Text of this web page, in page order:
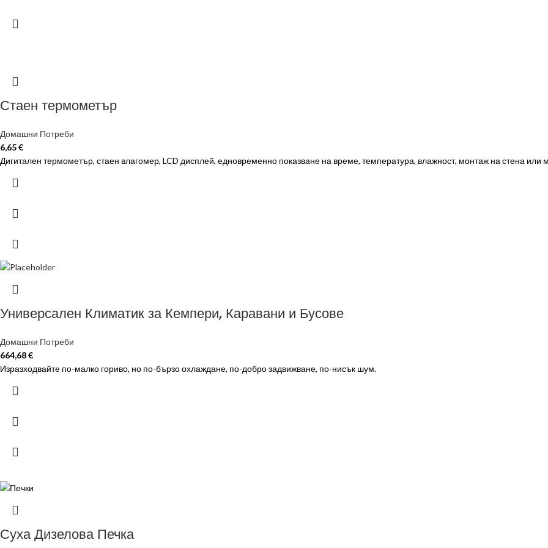
Стаен термометър
Домашни Потреби
6,65€
Дигитален термометър, стаен влагомер, LCD дисплей, едновременно показване на време, температура, влажност, монтаж на стена или
Универсален Климатик за Кемпери, Каравани и Бусове
Домашни Потреби
664,68€
Изразходвайте по-малко гориво, но по-бързо охлаждане, по-добро задвижване, по-нисък шум.
Суха Дизелова Печка